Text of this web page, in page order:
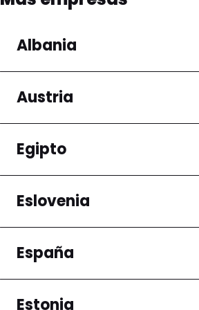
Albania
Regiones
Condado de Tirana
Austria
Regiones
Niederösterreich
Egipto
Regiones
Gobernación de El
Eslovenia
Regiones
Ljubljana
España
Regiones
Estonia